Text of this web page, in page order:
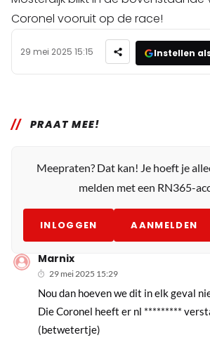
Coronel vooruit op de race!
29 mei 2025 15:15 Instellen
PRAAT MEE!
Meepraten? Dat kan! Je hoeft je
melden met een RN365-
INLOGGEN AANMELDEN
Marnix
29 mei 2025 15:29
Nou dan hoeven we dit in elk geval
Die Coronel heeft er nl *********
(betwetertje)